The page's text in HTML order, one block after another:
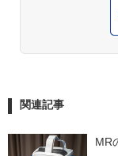
関連記事
MR